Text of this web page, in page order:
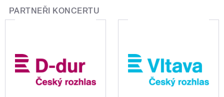
PARTNEŘI KONCERTU